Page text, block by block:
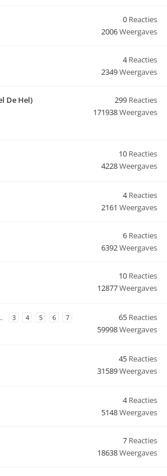
0 Reacties
2006Weergaves
4Reacties
2349Weergaves
De Hel) 299 Reacties
171938Weergaves
10 Reacties
4228Weergaves
4Reacties
2161 Weergaves
6 Reacties
6392Weergaves
10 Reacties
12877Weergaves
3 4 5 6 7 65 Reacties
59998Weergaves
45 Reacties
31589Weergaves
4Reacties
5148Weergaves
7 Reacties
18638Weergaves